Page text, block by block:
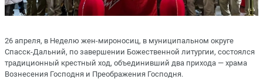
26 апреля, в Неделю жен-мироносиц, в муниципальном округе
Спасск-Дальний, по завершении Божественной литургии, состоялся
традиционный крестный ход, объединивший два прихода — храма
Вознесения Господня и Преображения Господня.